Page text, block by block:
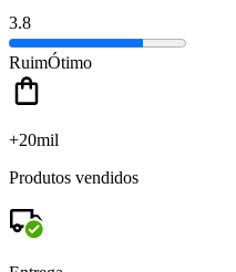
3.8
RuimÓtimo
+20mil
Produtos vendidos